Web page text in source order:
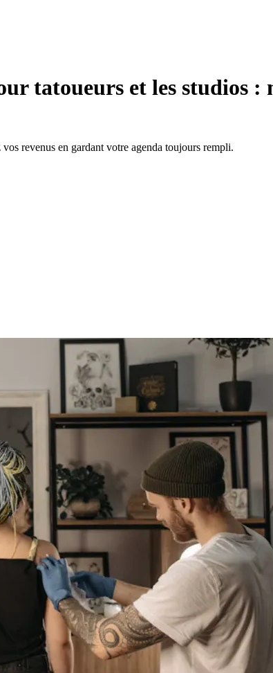
tatoueurs et les studios
revenus en gardant votre agenda toujours rempli.